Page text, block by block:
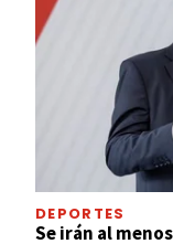
DEPORTES
Se irán al